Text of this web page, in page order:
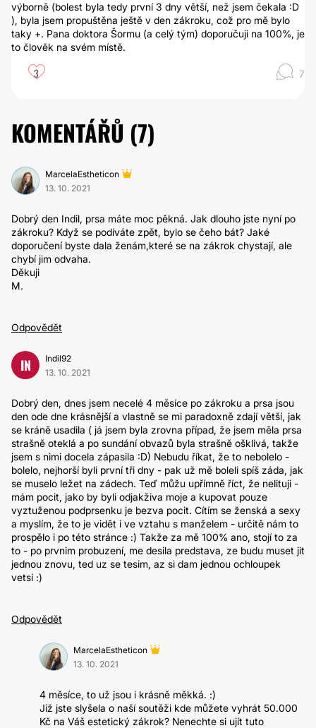
výborně (bolest byla tedy první 3 dny větší, než jsem čekala :D
), byla jsem propuštěna ještě v den zákroku, což pro mě bylo
taky +. Pana doktora Šormu (a celý tým) doporučuji na 100%, je
to člověk na svém místě.
3 7
KOMENTÁŘŮ (7)
MarcelaEstheticon
13. 10. 2021
Dobrý den Indil, prsa máte moc pěkná. Jak dlouho jste nyní po
zákroku? Když se podíváte zpět, bylo se čeho bát? Jaké
doporučení byste dala ženám,které se na zákrok chystají, ale
chybí jim odvaha.
Děkuji
M.
Odpovědět
IN
Indil92
13. 10. 2021
Dobrý den, dnes jsem necelé 4 měsíce po zákroku a prsa jsou
den ode dne krásnější a vlastně se mi paradoxně zdají větší, jak
se kráně usadila ( já jsem byla zrovna případ, že jsem měla prsa
strašně oteklá a po sundání obvazů byla strašně ošklivá, takže
jsem s nimi docela zápasila :D) Nebudu říkat, že to nebolelo -
bolelo, nejhorší byli první tři dny - pak už mě boleli spíš záda, jak
se muselo ležet na zádech. Teď můžu upřímně říct, že nelituji -
mám pocit, jako by byli odjakživa moje a kupovat pouze
vyztuženou podprsenku je bezva pocit. Cítím se ženská a sexy
a myslím, že to je vidět i ve vztahu s manželem - určitě nám to
prospělo i po této stránce :) Takže za mě 100% ano, stojí to za
to - po prvnim probuzení, me desila predstava, ze budu muset jit
jednou znovu, ted uz se tesim, az si dam jednou ochloupek
vetsi :)
Odpovědět
MarcelaEstheticon
13. 10. 2021
4 měsíce, to už jsou i krásně měkká. :)
Již jste slyšela o naší soutěži kde můžete vyhrát 50.000
Kč na Váš estetický zákrok? Nenechte si ujít tuto